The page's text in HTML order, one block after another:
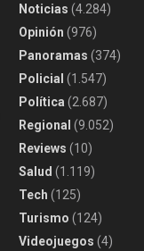
Noticias (4.284)
Opinión (976)
Panoramas (374)
Policial (1.547)
Política (2.687)
Regional (9.052)
Reviews (10)
Salud (1.119)
Tech (125)
Turismo (124)
Videojuegos (4)